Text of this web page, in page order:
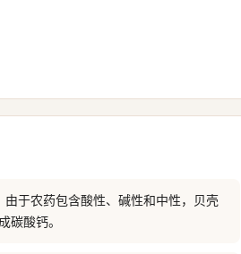
于农药包含酸性、碱性和中性，贝壳
碳酸钙。